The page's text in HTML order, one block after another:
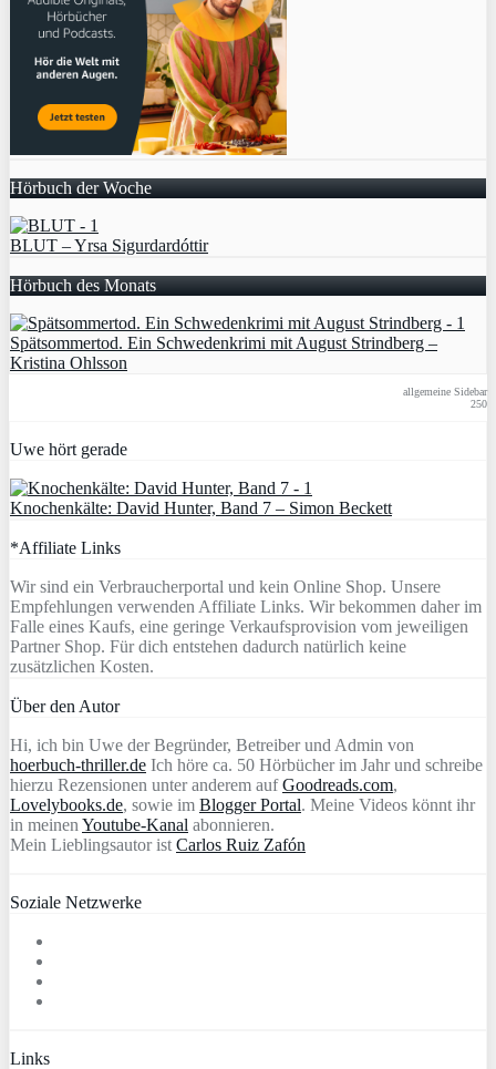
Hörbuch der Woche
BLUT – Yrsa Sigurdardóttir
Hörbuch des Monats
Spätsommertod. Ein Schwedenkrimi mit August Strindberg –
Kristina Ohlsson
allgemeine Sidebar
250
Uwe hört gerade
Knochenkälte: David Hunter, Band 7 – Simon Beckett
*Affiliate Links
Wir sind ein Verbraucherportal und kein Online Shop. Unsere
Empfehlungen verwenden Affiliate Links. Wir bekommen daher im
Falle eines Kaufs, eine geringe Verkaufsprovision vom jeweiligen
Partner Shop. Für dich entstehen dadurch natürlich keine
zusätzlichen Kosten.
Über den Autor
Hi, ich bin Uwe der Begründer, Betreiber und Admin von
hoerbuch-thriller.de Ich höre ca. 50 Hörbücher im Jahr und schreibe
hierzu Rezensionen unter anderem aufGoodreads.com,
Lovelybooks.de, sowie im Blogger Portal. Meine Videos könnt ihr
in meinen Youtube-Kanal abonnieren.
Mein Lieblingsautor ist Carlos Ruiz Zafón
Soziale Netzwerke
Links